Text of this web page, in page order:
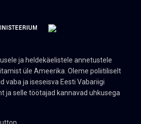
ja heldekäelistele annetustele
üle Ameerika. Oleme poliitiliselt
vaba ja iseseisva Eesti Vabariigi
ja selle töötajad kannavad uhkusega